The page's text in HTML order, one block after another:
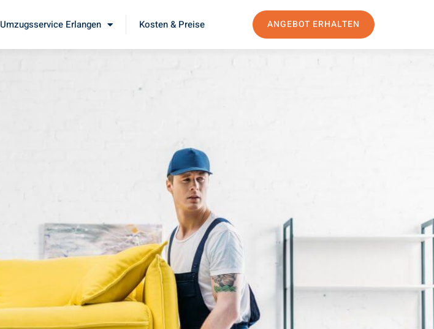
Umzugsservice Erlangen Kosten & Preise ANGEBOT ERHALTEN